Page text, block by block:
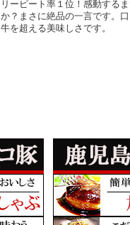
リーピート率１位！感動する
か？まさに絶品の一言です。
牛を超える美味しさです。